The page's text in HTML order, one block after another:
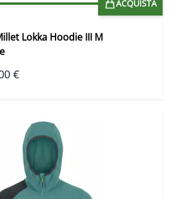
ACQUISTA
Lokka Hoodie III M
€